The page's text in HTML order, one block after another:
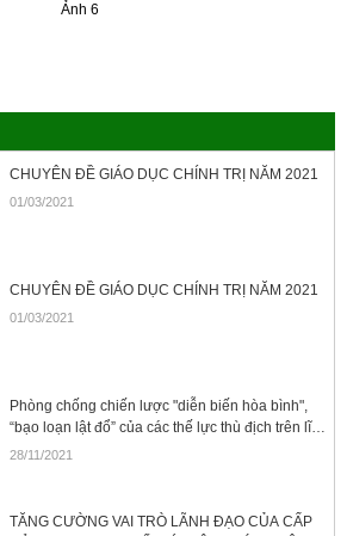
Ảnh 6
CHUYÊN ĐỀ GIÁO DỤC CHÍNH TRỊ NĂM 2021
01/03/2021
CHUYÊN ĐỀ GIÁO DỤC CHÍNH TRỊ NĂM 2021
01/03/2021
Phòng chống chiến lược "diễn biến hòa bình",
“bạo loạn lật đổ” của các thế lực thù địch trên lĩnh
vực Chính trị cho sinh viên tại Trung tâm Giáo
28/11/2021
TĂNG CƯỜNG VAI TRÒ LÃNH ĐẠO CỦA CẤP